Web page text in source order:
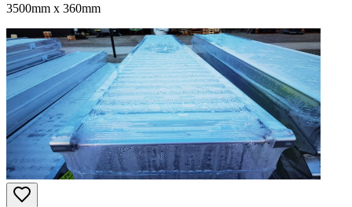
3500mm x 360mm